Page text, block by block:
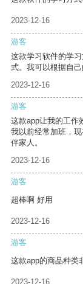
2023-12-16
游客
这款学习软件的学
式。我可以根据自己
2023-12-16
游客
这款app让我的工作
我以前经常加班，
伴家人。
2023-12-16
游客
超棒啊 好用
2023-12-16
游客
这款app的商品种类
2023-12-16